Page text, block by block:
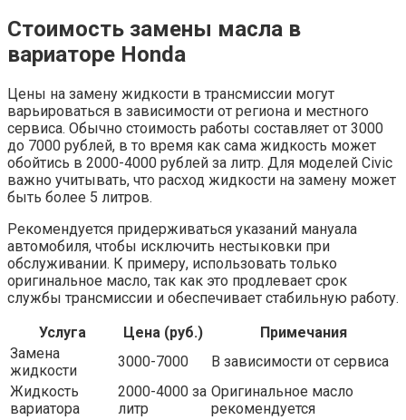
Стоимость замены масла в
вариаторе Honda
Цены на замену жидкости в трансмиссии могут
варьироваться в зависимости от региона и местного
сервиса. Обычно стоимость работы составляет от 3000
до 7000 рублей, в то время как сама жидкость может
обойтись в 2000-4000 рублей за литр. Для моделей Civic
важно учитывать, что расход жидкости на замену может
быть более 5 литров.
Рекомендуется придерживаться указаний мануала
автомобиля, чтобы исключить нестыковки при
обслуживании. К примеру, использовать только
оригинальное масло, так как это продлевает срок
службы трансмиссии и обеспечивает стабильную работу.
Услуга
Цена (руб.)
Примечания
Замена
жидкости
3000-7000
В зависимости от сервиса
Жидкость
вариатора
2000-4000 за
литр
Оригинальное масло
рекомендуется